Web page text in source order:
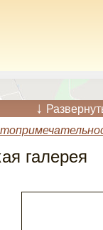
↓
галерея